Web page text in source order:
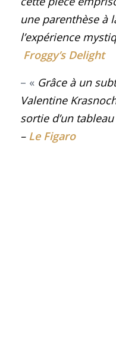
une parenthèse à
l’expérience
Froggy’s Delight
– « Grâce à un
Valentine
sortie d’un
– Le Figaro